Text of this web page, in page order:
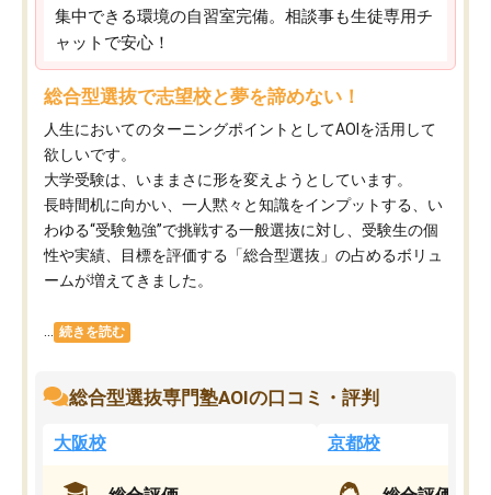
集中できる環境の自習室完備。相談事も生徒専用チ
ャットで安心！
総合型選抜で志望校と夢を諦めない！
人生においてのターニングポイントとしてAOIを活用して
欲しいです。
大学受験は、いままさに形を変えようとしています。
長時間机に向かい、一人黙々と知識をインプットする、い
わゆる“受験勉強”で挑戦する一般選抜に対し、受験生の個
性や実績、目標を評価する「総合型選抜」の占めるボリュ
ームが増えてきました。
続きを読む
総合型選抜専門塾AOIの口コミ・評判
大阪校 京都校